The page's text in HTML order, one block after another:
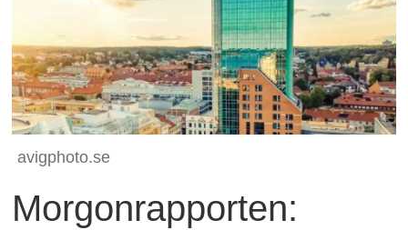
avigphoto.se
Morgonrapporten: